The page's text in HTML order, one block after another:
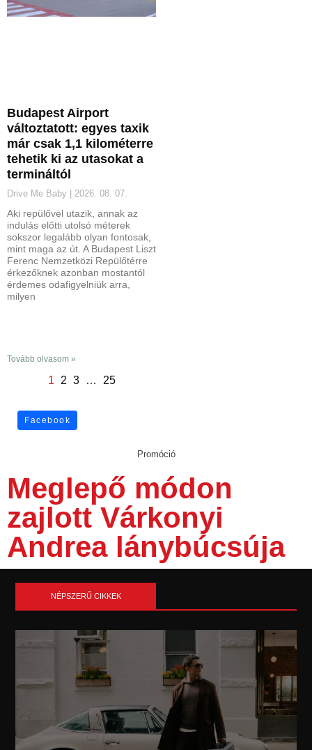
Budapest Airport
változtatott: egyes taxik
már csak 1,1 kilométerre
tehetik ki az utasokat a
termináltól
Drive Me Baby 2026. 08. 07.
Aki repülővel utazik, annak az
indulás előtti utolsó méterek
sokszor legalább olyan fontosak,
mint maga az út. A Budapest Liszt
Ferenc Nemzetközi Repülőtérre
érkezőknek azonban mostantól
érdemes odafigyelniük arra,
milyen
Tovább olvasom »
1 2 3 … 25
Facebook
Promóció
Meglepő módon
zajlott Várkonyi
Andrea lánybúcsúja
NÉPSZERŰ CIKKEK